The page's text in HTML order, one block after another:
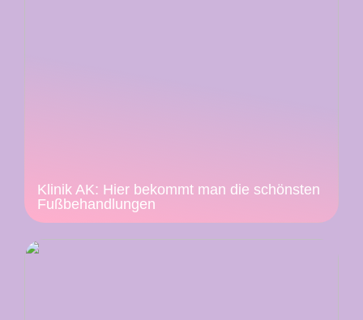
Klinik AK: Hier bekommt man die schönsten
Fußbehandlungen